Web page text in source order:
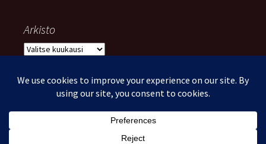
Arkisto
Arkisto